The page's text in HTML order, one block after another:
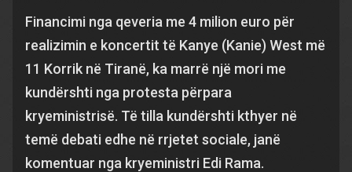
Financimi nga qeveria me 4 milion euro për
realizimin e koncertit të Kanye (Kanie) West më
11 Korrik në Tiranë, ka marrë një mori me
kundërshti nga protesta përpara
kryeministrisë. Të tilla kundërshti kthyer në
temë debati edhe në rrjetet sociale, janë
komentuar nga kryeministri Edi Rama.